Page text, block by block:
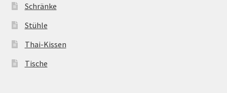
Schränke
Stühle
Thai-Kissen
Tische